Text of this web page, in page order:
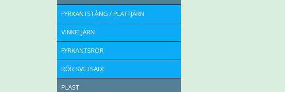
FYRKANTSTÅNG / PLATTJÄRN
VINKELJÄRN
FYRKANTSRÖR
RÖR SVETSADE
PLAST